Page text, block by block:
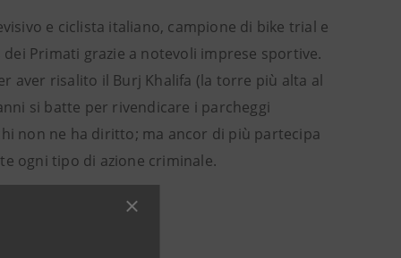
e ciclista italiano, campione di bike trial e
Primati grazie a notevoli imprese sportive.
aver risalito il Burj Khalifa (la torre più alta al
si batte per rivendicare i parcheggi
non ne ha diritto; ma ancor di più partecipa
ogni tipo di azione criminale.